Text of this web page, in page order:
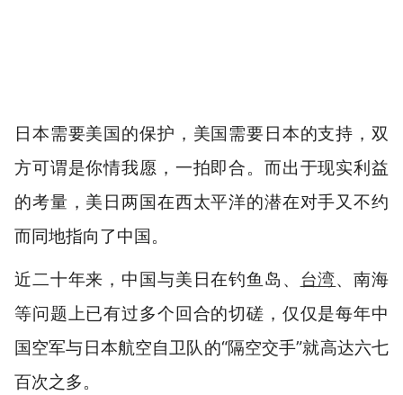
日本需要美国的保护，美国需要日本的支持，双
方可谓是你情我愿，一拍即合。而出于现实利益
的考量， 美日两国在西太平洋的潜在对手又不约
而同地指向了中国。
近二十年来，中国与美日在钓鱼岛、 台湾、南海
等问题上已有过多个回合的切磋，仅仅是每年中
国空军与日本航空自卫队的“隔空交手”就高达六七
百次之多。